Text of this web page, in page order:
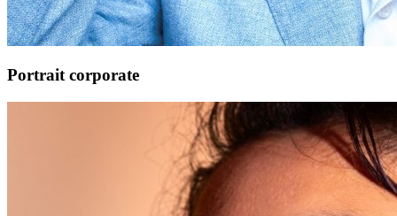
Portrait corporate